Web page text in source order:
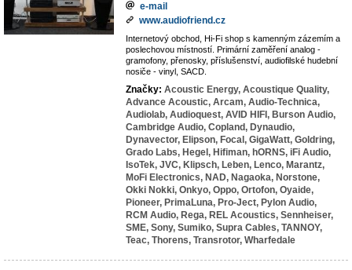
e-mail
www.audiofriend.cz
Internetový obchod, Hi-Fi shop s kamenným zázemím a
poslechovou místností. Primární zaměření analog -
gramofony, přenosky, příslušenství, audiofilské hudební
nosiče - vinyl, SACD.
Značky: Acoustic Energy, Acoustique Quality,
Advance Acoustic, Arcam, Audio-Technica,
Audiolab, Audioquest, AVID HIFI, Burson Audio,
Cambridge Audio, Copland, Dynaudio,
Dynavector, Elipson, Focal, GigaWatt, Goldring,
Grado Labs, Hegel, Hifiman, hORNS, iFi Audio,
IsoTek, JVC, Klipsch, Leben, Lenco, Marantz,
MoFi Electronics, NAD, Nagaoka, Norstone,
Okki Nokki, Onkyo, Oppo, Ortofon, Oyaide,
Pioneer, PrimaLuna, Pro-Ject, Pylon Audio,
RCM Audio, Rega, REL Acoustics, Sennheiser,
SME, Sony, Sumiko, Supra Cables, TANNOY,
Teac, Thorens, Transrotor, Wharfedale